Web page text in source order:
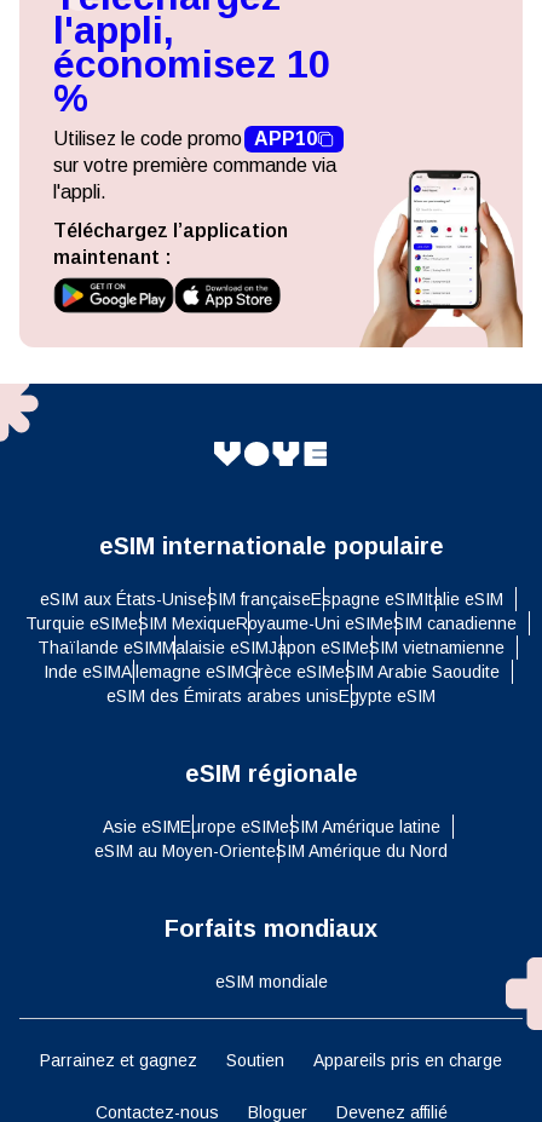
l'appli,
économisez 10
%
Utilisez le code promo APP10
sur votre première commande via
l'appli.
Téléchargez l’application
maintenant :
eSIM internationale populaire
eSIM aux États-UniseSIM françaiseEspagne eSIMItalie eSIM
Turquie eSIMeSIM MexiqueRoyaume-Uni eSIMeSIM canadienne
Thaïlande eSIMMalaisie eSIMJapon eSIMeSIM vietnamienne
Inde eSIMAllemagne eSIMGrèce eSIMeSIM Arabie Saoudite
eSIM des Émirats arabes unisEgypte eSIM
eSIM régionale
Asie eSIMEurope eSIMeSIM Amérique latine
eSIM au Moyen-OrienteSIM Amérique du Nord
Forfaits mondiaux
eSIM mondiale
Parrainez et gagnez Soutien Appareils pris en charge
Contactez-nous Bloguer Devenez affilié